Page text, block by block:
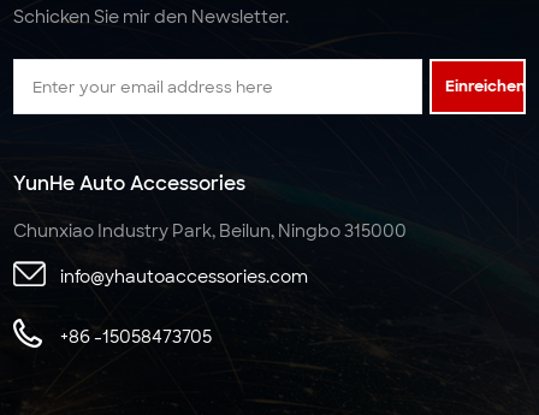
Schicken Sie mir den Newsletter.
Einreichen
YunHe Auto Accessories
Chunxiao Industry Park, Beilun, Ningbo 315000
info@yhautoaccessories.com
+86 -15058473705